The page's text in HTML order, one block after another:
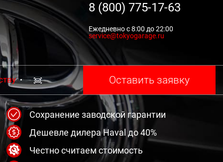
8 (800) 775-17-63
Ежедневно с 8:00 до 22:00
service@tokyogarage.ru
Оставить заявку
Сохранение заводской гарантии
Дешевле дилера Haval до 40%
Честно считаем стоимость